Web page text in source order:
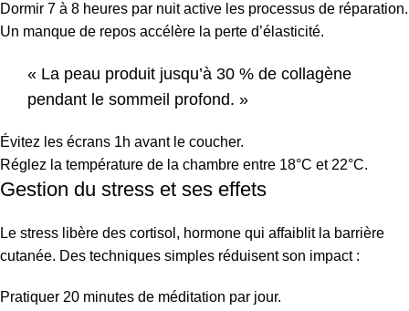
Dormir 7 à 8 heures par nuit active les processus de réparation.
Un manque de repos accélère la perte d’élasticité.
« La peau produit jusqu’à 30 % de collagène
pendant le sommeil profond. »
Évitez les écrans 1h avant le coucher.
Réglez la température de la chambre entre 18°C et 22°C.
Gestion du stress et ses effets
Le stress libère des cortisol, hormone qui affaiblit la barrière
cutanée. Des techniques simples réduisent son impact :
Pratiquer 20 minutes de méditation par jour.